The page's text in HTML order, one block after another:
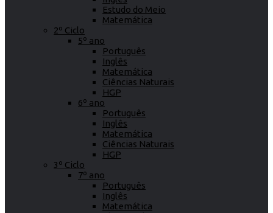
Estudo do Meio
Matemática
2º Ciclo
5º ano
Português
Inglês
Matemática
Ciências Naturais
HGP
6º ano
Português
Inglês
Matemática
Ciências Naturais
HGP
3º Ciclo
7º ano
Português
Inglês
Matemática